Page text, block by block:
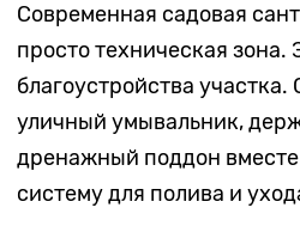
Современная садовая
просто техническая зона.
благоустройства участка.
уличный умывальник,
дренажный поддон
систему для полива и